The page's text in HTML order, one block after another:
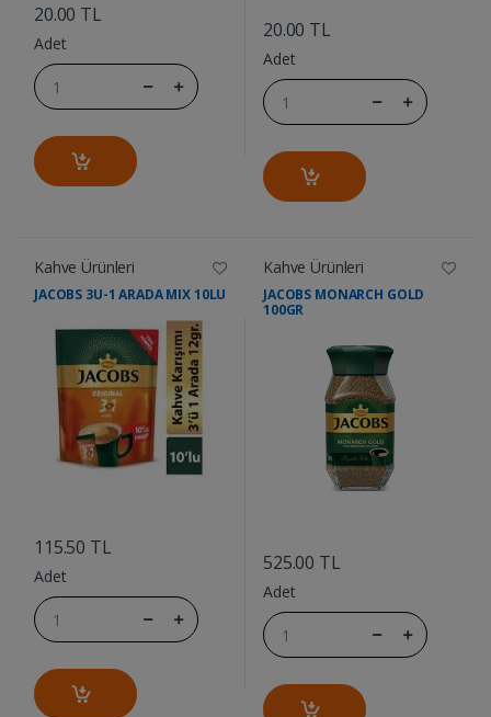
20.00 TL
Adet
20.00 TL
Adet
Kahve Ürünleri
JACOBS 3U-1 ARADA MIX 10LU
115.50 TL
Adet
Kahve Ürünleri
JACOBS MONARCH GOLD
100GR
525.00 TL
Adet